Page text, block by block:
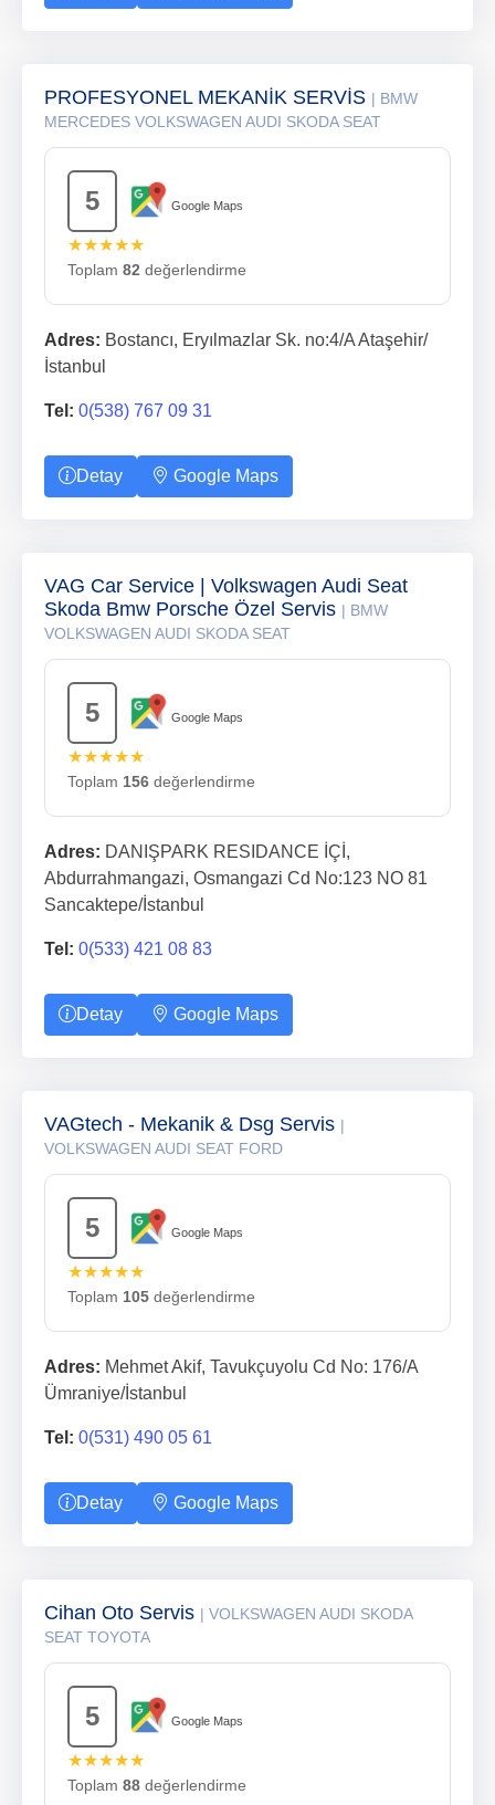
PROFESYONEL MEKANİK SERVİS | BMW
MERCEDES VOLKSWAGEN AUDI SKODA SEAT
5 Google Maps
★★★★★
Toplam 82 değerlendirme
Adres: Bostancı, Eryılmazlar Sk. no:4/A Ataşehir/
İstanbul
Tel: 0(538) 767 09 31
Detay Google Maps
VAG Car Service | Volkswagen Audi Seat
Skoda Bmw Porsche Özel Servis | BMW
VOLKSWAGEN AUDI SKODA SEAT
5 Google Maps
★★★★★
Toplam 156 değerlendirme
Adres: DANIŞPARK RESIDANCE İÇİ,
Abdurrahmangazi, Osmangazi Cd No:123 NO 81
Sancaktepe/İstanbul
Tel: 0(533) 421 08 83
Detay Google Maps
VAGtech - Mekanik & Dsg Servis |
VOLKSWAGEN AUDI SEAT FORD
5 Google Maps
★★★★★
Toplam 105 değerlendirme
Adres: Mehmet Akif, Tavukçuyolu Cd No: 176/A
Ümraniye/İstanbul
Tel: 0(531) 490 05 61
Detay Google Maps
Cihan Oto Servis | VOLKSWAGEN AUDI SKODA
SEAT TOYOTA
5 Google Maps
★★★★★
Toplam 88 değerlendirme